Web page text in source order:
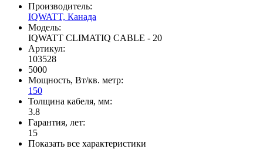
Производитель:
IQWATT, Канада
Модель:
IQWATT CLIMATIQ CABLE - 20
Артикул:
103528
5000
Мощность, Вт/кв. метр:
150
Толщина кабеля, мм:
3.8
Гарантия, лет:
15
Показать все характеристики